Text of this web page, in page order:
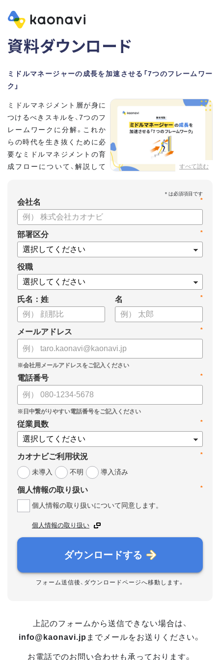
資料ダウンロード
ミドルマネージャーの成長を加速させる「7つのフレームワー
ク」
すべて読む
ミドルマネジメント層が身に
つけるべきスキルを、7つのフ
レームワークに分解。これか
らの時代を生き抜くために必
要なミドルマネジメントの育
成フローについて、解説して
【資料の内容】
・そもそも「マネジメント」とは？
・身につけるべき7つのフレームワーク
・ミドルマネジメント推進上の人事課題
*
会社名
*
部署区分
役職
氏名：姓 *
名
*
メールアドレス
*
電話番号
*
従業員数
*
カオナビご利用状況
未導入
不明 導入済み
*
個人情報の取り扱い
個人情報の取り扱いについて同意します。
個人情報の取り扱い
ダウンロードする
フォーム送信後、ダウンロードページへ移動します。
上記のフォームから送信できない場合は、
info@kaonavi.jp までメールをお送りください。
お電話でのお問い合わせも承っております。